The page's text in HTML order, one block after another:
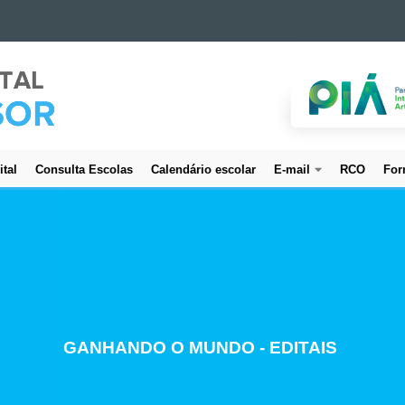
Consulta Escolas Calendário escolar E-mail RCO
ESTUDO E PLANEJAMENTO
GANHANDO O MUNDO - EDITAIS
CREDENCIAMENTO DE SERVIDORES
PROJETO BEM CUIDAR